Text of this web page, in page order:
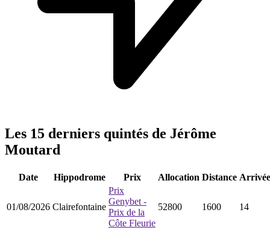
Les 15 derniers quintés de Jérôme
Moutard
Date Hippodrome Prix Allocation Distance Arrivée
01/08/2026 Clairefontaine
Prix
Genybet -
Prix de la
Côte Fleurie
52800 1600 14